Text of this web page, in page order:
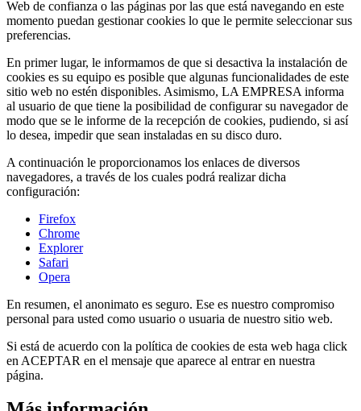
Web de confianza o las páginas por las que está navegando en este
momento puedan gestionar cookies lo que le permite seleccionar sus
preferencias.
En primer lugar, le informamos de que si desactiva la instalación de
cookies es su equipo es posible que algunas funcionalidades de este
sitio web no estén disponibles. Asimismo, LA EMPRESA informa
al usuario de que tiene la posibilidad de configurar su navegador de
modo que se le informe de la recepción de cookies, pudiendo, si así
lo desea, impedir que sean instaladas en su disco duro.
A continuación le proporcionamos los enlaces de diversos
navegadores, a través de los cuales podrá realizar dicha
configuración:
Firefox
Chrome
Explorer
Safari
Opera
En resumen, el anonimato es seguro. Ese es nuestro compromiso
personal para usted como usuario o usuaria de nuestro sitio web.
Si está de acuerdo con la política de cookies de esta web haga click
en ACEPTAR en el mensaje que aparece al entrar en nuestra
página.